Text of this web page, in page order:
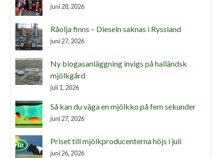
juni 28, 2026
Råolja finns – Dieseln saknas i Ryssland
juni 27, 2026
Ny biogasanläggning invigs på halländsk
mjölkgård
juli 1, 2026
Så kan du väga en mjölkko på fem sekunder
juni 27, 2026
Priset till mjölkproducenterna höjs i juli
juni 26, 2026